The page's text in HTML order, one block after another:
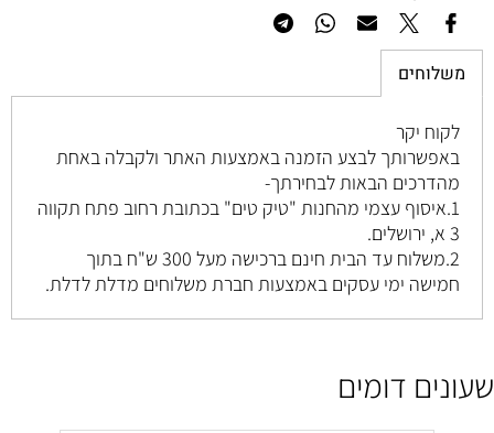
משלוחים
לקוח יקר
באפשרותך לבצע הזמנה באמצעות האתר ולקבלה באחת
מהדרכים הבאות לבחירתך-
1.איסוף עצמי מהחנות "טיק טים" בכתובת רחוב
פתח תקווה
3 א, ירושלים
.
2.משלוח עד הבית חינם ברכישה מעל 300 ש"ח בתוך
חמישה ימי עסקים באמצעות חברת משלוחים מדלת לדלת.
שעונים דומים